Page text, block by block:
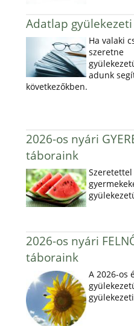
Adatlap
Ha valaki
szeretne
adunk
következőkben.
2026-os nyári
táboraink
2026-os nyári
táboraink
A 2026-os